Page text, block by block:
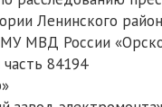
Ленинского
МВД России
84194